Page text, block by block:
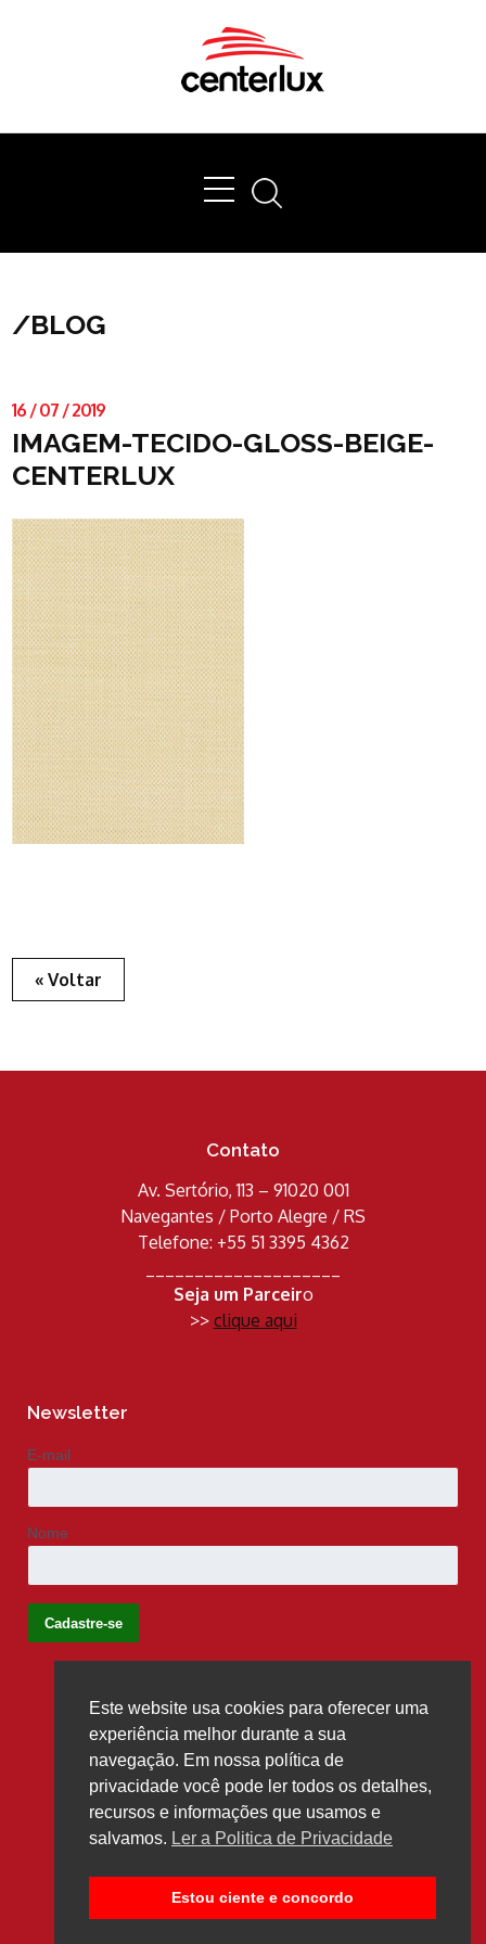
/BLOG
16 /07 /2019
IMAGEM-TECIDO-GLOSS-BEIGE-
CENTERLUX
« Voltar
Contato
Av. Sertório, 113 – 91020 001
Navegantes / Porto Alegre / RS
Telefone: +55 51 3395 4362
Seja um Parceiro
>> clique aqui
Newsletter
E-mail
Nome
Siga-nos
Este website usa cookies para oferecer uma
experiência melhor durante a sua
navegação. Em nossa política de
privacidade você pode ler todos os detalhes,
recursos e informações que usamos e
salvamos. Ler a Politica de Privacidade
Estou ciente e concordo